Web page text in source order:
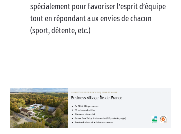
spécialement pour favoriser l’esprit d’équipe
tout en répondant aux envies de chacun
(sport, détente, etc.)